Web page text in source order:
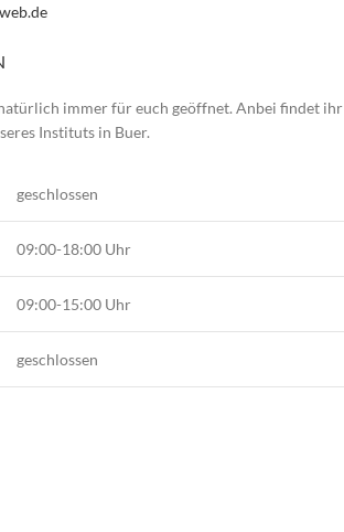
immer für euch geöffnet. Anbei findet ihr
Instituts in Buer.
geschlossen
09:00-18:00 Uhr
09:00-15:00 Uhr
geschlossen